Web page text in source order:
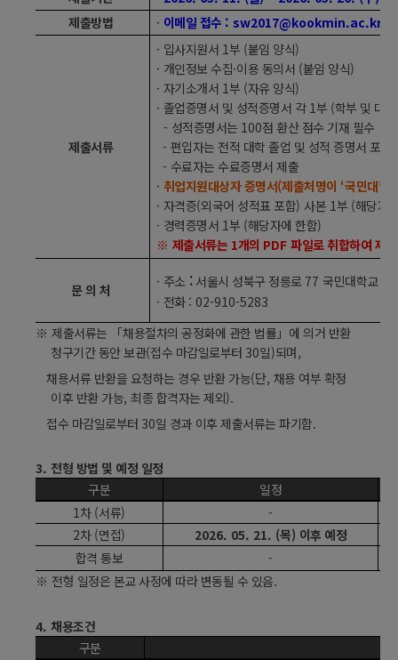
제출방법
· 이메일 접수 : sw2017@kookmin.ac.kr
제출서류
· 입사지원서 1부 (붙임 양식)
· 개인정보 수집·이용 동의서 (붙임 양식)
· 자기소개서 1부 (자유 양식)
· 졸업증명서 및 성적증명서 각 1부 (학부 및 대
- 성적증명서는 100점 환산 점수 기재 필수
- 편입자는 전적 대학 졸업 및 성적 증명서 포함
- 수료자는 수료증명서 제출
· 취업지원대상자 증명서(제출처명이 ‘국민대학
· 자격증(외국어 성적표 포함) 사본 1부 (해당자
· 경력증명서 1부 (해당자에 한함)
※ 제출서류는 1개의 PDF파일로 취합하여 제
문 의 처 · 주소 : 서울시 성북구 정릉로 77 국민대학교
· 전화 : 02-910-5283
※ 제출서류는 「채용절차의 공정화에 관한 법률 」 에 의거 반환
청구기간 동안 보관(접수 마감일로부터 30일)되며,
채용서류 반환을 요청하는 경우 반환 가능(단, 채용 여부 확정
이후 반환 가능,최종 합격자는 제외).
접수 마감일로부터 30일 경과 이후 제출서류는 파기함.
3. 전형 방법 및 예정 일정
구분
일정
1차 (서류) -
2차 (면접) 2026. 05. 21. (목) 이후 예정
합격 통보
-
※ 전형 일정은 본교 사정에 따라 변동될 수 있음.
4. 채용조건
구분